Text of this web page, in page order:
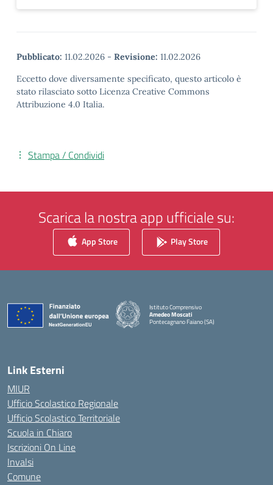
Pubblicato: 11.02.2026 - Revisione: 11.02.2026
Eccetto dove diversamente specificato, questo articolo è
stato rilasciato sotto Licenza Creative Commons
Attribuzione 4.0 Italia.
Stampa / Condividi
Scarica la nostra app ufficiale su:
App Store Play Store
Istituto Comprensivo
Amedeo Moscati
Pontecagnano Faiano (SA)
— Visita la pagina iniziale della scuola
Link Esterni
MIUR
Ufficio Scolastico Regionale
Ufficio Scolastico Territoriale
Scuola in Chiaro
Iscrizioni On Line
Invalsi
Comune